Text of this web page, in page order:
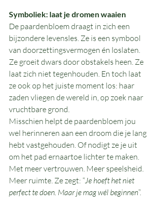
Symboliek: laat je dromen waaien
De paardenbloem draagt in zich een
bijzondere levensles. Ze is een symbool
van doorzettingsvermogen én loslaten.
Ze groeit dwars door obstakels heen. Ze
laat zich niet tegenhouden. En toch laat
ze ook op het juiste moment los: haar
zaden vliegen de wereld in, op zoek naar
vruchtbare grond.
Misschien helpt de paardenbloem jou
wel herinneren aan een droom die je lang
hebt vastgehouden. Of nodigt ze je uit
om het pad ernaartoe lichter te maken.
Met meer vertrouwen. Meer speelsheid.
Meer ruimte. Ze zegt: “Je hoeft het niet
perfect te doen. Maar je mag wél beginnen”.